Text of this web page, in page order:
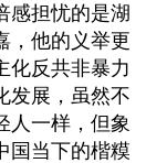
感担忧的是湖
，他的义举更
化反共非暴力
发展，虽然不
人一样，但象
国当下的楷糢